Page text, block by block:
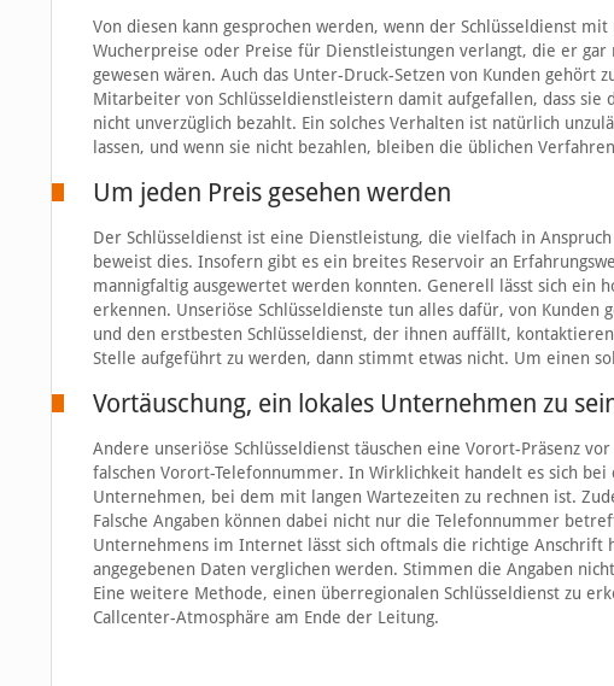
Von diesen kann gesprochen werden, wenn der Schlüsseldienst
Wucherpreise oder Preise für Dienstleistungen verlangt, die er
gewesen wären. Auch das Unter-Druck-Setzen von Kunden gehört
Mitarbeiter von Schlüsseldienstleistern damit aufgefallen, dass
nicht unverzüglich bezahlt. Ein solches Verhalten ist natürlich
lassen, und wenn sie nicht bezahlen, bleiben die üblichen
Um jeden Preis gesehen werden
Der Schlüsseldienst ist eine Dienstleistung, die vielfach in
beweist dies. Insofern gibt es ein breites Reservoir an
mannigfaltig ausgewertet werden konnten. Generell lässt sich ein
erkennen. Unseriöse Schlüsseldienste tun alles dafür, von
und den erstbesten Schlüsseldienst, der ihnen auffällt,
Stelle aufgeführt zu werden, dann stimmt etwas nicht. Um einen
Vortäuschung, ein lokales Unternehmen zu
Andere unseriöse Schlüsseldienst täuschen eine Vorort-Präsenz
falschen Vorort-Telefonnummer. In Wirklichkeit handelt es sich
Unternehmen, bei dem mit langen Wartezeiten zu rechnen ist.
Falsche Angaben können dabei nicht nur die Telefonnummer
Unternehmens im Internet lässt sich oftmals die richtige
angegebenen Daten verglichen werden. Stimmen die Angaben
Eine weitere Methode, einen überregionalen Schlüsseldienst zu
Callcenter-Atmosphäre am Ende der Leitung.